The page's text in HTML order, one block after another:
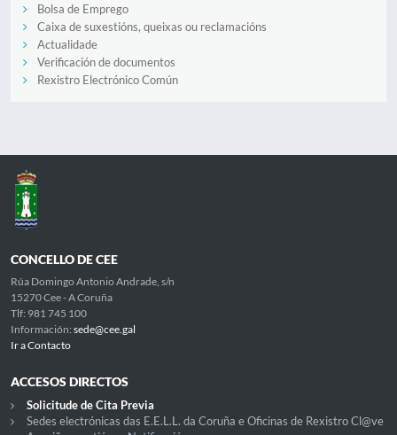
Bolsa de Emprego
Caixa de suxestións, queixas ou reclamacións
Actualidade
Verificación de documentos
Rexistro Electrónico Común
CONCELLO DE CEE
Rúa Domingo Antonio Andrade, s/n
15270 Cee - A Coruña
Tlf: 981 745 100
Información: sede@cee.gal
Ir a Contacto
ACCESOS DIRECTOS
Solicitude de Cita Previa
Sedes electrónicas das E.E.L.L. da Coruña e Oficinas de Rexistro Cl@ve